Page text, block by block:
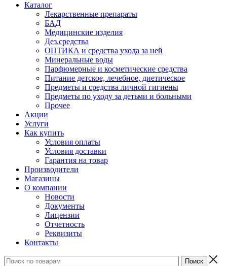
Каталог
Лекарственные препараты
БАД
Медицинские изделия
Дез.средства
ОПТИКА и средства ухода за ней
Минеральные воды
Парфюмерные и косметические средства
Питание детское, лечебное, диетическое
Предметы и средства личной гигиены
Предметы по уходу за детьми и больными
Прочее
Акции
Услуги
Как купить
Условия оплаты
Условия доставки
Гарантия на товар
Производители
Магазины
О компании
Новости
Документы
Лицензии
Отчетность
Реквизиты
Контакты